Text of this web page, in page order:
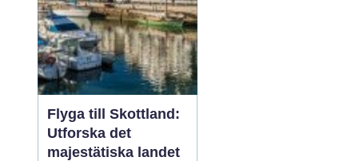
eft...
Flyga till Skottland:
Utforska det
majestätiska landet